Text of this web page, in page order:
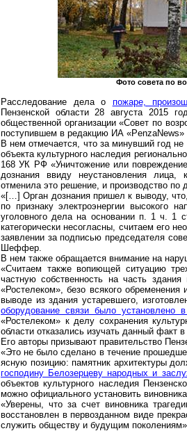
Фото совета по
Расследование дела о пожаре,
Пензенской области 28 августа 2015
общественной организации «Совет по
поступившем в редакцию ИА «PenzaNews»
В нем отмечается, что за минувший год
объекта культурного наследия
168 УК РФ «Уничтожение или
дознания ввиду неустановления лица,
отменилаэто решение, и производство по
«[…] Орган дознания пришел к выводу,
по признаку электроэнергии высокого
уголовного дела на основании п. 1 ч. 1
категорическинесогласны, считаем его
заявлении за подписью председателя
Шеффер.
В нем также обращается внимание на
«Считаем также вопиющей ситуацию
частную собственность на часть
«Ростелеком», безо всякого обременения
выводе из здания устаревшего,
оборудование связи было установлено
«Ростелеком» к делу сохранения
области отказались изучать данный факт
Его авторы призывают правительство
«Это не было сделано в течение
ясную позицию: памятник архитектуры
господину Белозерцеву народных и
объектов культурного наследия
можно официального установить
«Уверены, что за счет виновника
восстановлен в первозданном виде
служить обществу и будущим